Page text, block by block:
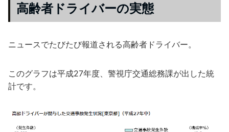
高齢者ドライバーの実態
ニュースでたびたび報道される高齢者ドライバー。
このグラフは平成27年度、警視庁交通総務課が出した統
計です。